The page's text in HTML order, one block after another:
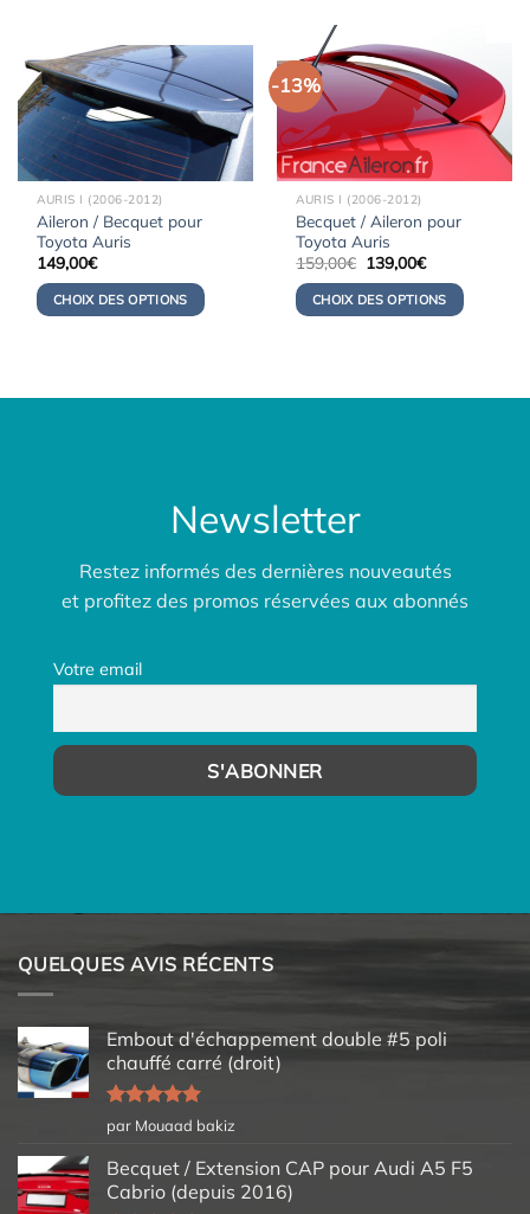
AURIS I (2006-2012)
Aileron / Becquet pour
Toyota Auris
149,00€
CHOIX DES OPTIONS
-13%
AURIS I (2006-2012)
Becquet / Aileron pour
Toyota Auris
159,00€ Le
initial
était :
159,00€.
139,00€Le
actuel
est :
139,00€.
CHOIX DES OPTIONS
Newsletter
Restez informés des dernières nouveautés
et profitez des promos réservées aux abonnés
Votre email
QUELQUES AVIS RÉCENTS
Embout d'échappement double #5 poli
chauffé carré (droit)
Note5sur
5
par Mouaad bakiz
Becquet / Extension CAP pour Audi A5 F5
Cabrio (depuis 2016)